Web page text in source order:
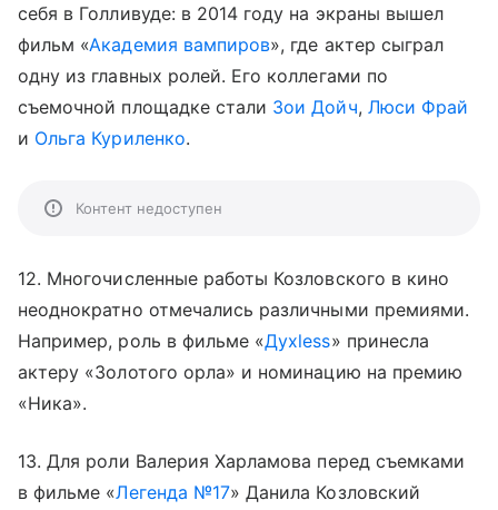
себя в Голливуде: в 2014 году на экраны вышел
фильм «Академия вампиров», где актер сыграл
одну из главных ролей. Его коллегами по
съемочной площадке стали Зои Дойч, Люси Фрай
и Ольга Куриленко.
Контент недоступен
12. Многочисленные работы Козловского в кино
неоднократно отмечались различными премиями.
Например, роль в фильме «Духless» принесла
актеру «Золотого орла» и номинацию на премию
«Ника».
13. Для роли Валерия Харламова перед съемками
в фильме «Легенда №17» Данила Козловский